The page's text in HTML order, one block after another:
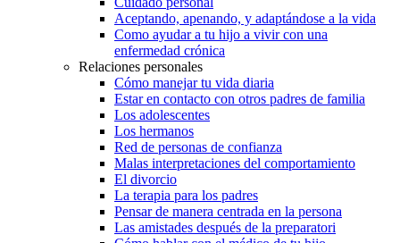
Aceptando, apenando, y adaptándose a la vida
Como ayudar a tu hijo a vivir con una
enfermedad crónica
Relaciones personales
Cómo manejar tu vida diaria
Estar en contacto con otros padres de familia
Los adolescentes
Los hermanos
Red de personas de confianza
Malas interpretaciones del comportamiento
El divorcio
La terapia para los padres
Pensar de manera centrada en la persona
Las amistades después de la preparatori